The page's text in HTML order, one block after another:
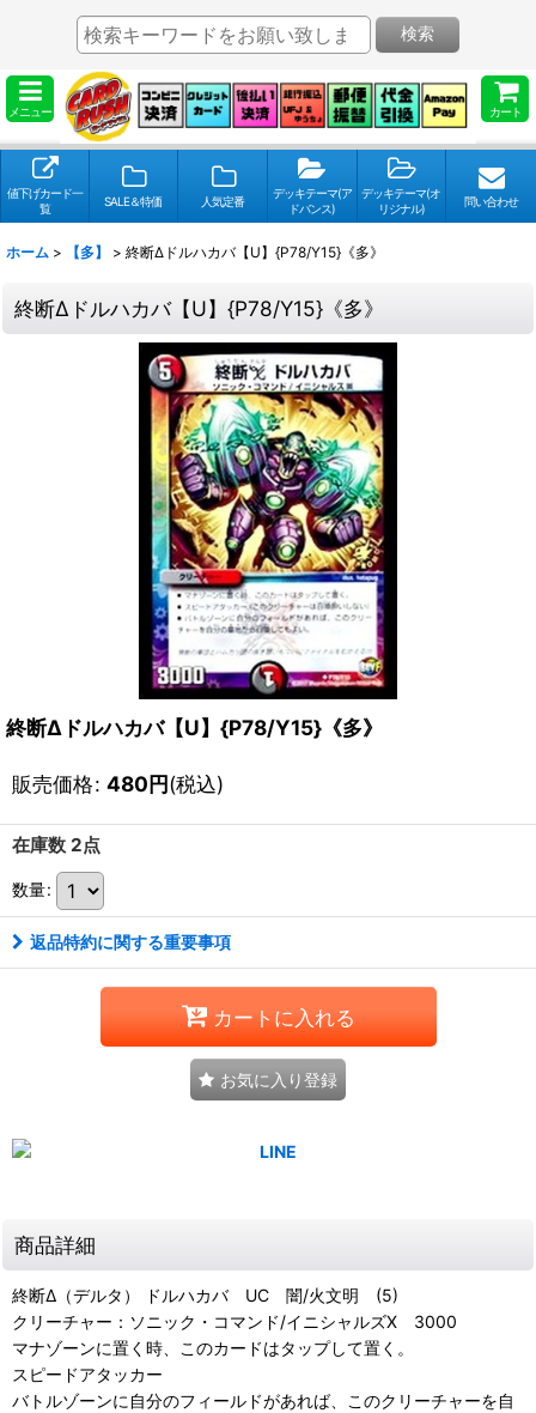
メニュー カート
検索
値下げカード一
覧
SALE＆特価 人気定番
デッキテーマ(ア
ドバンス)
デッキテーマ(オ
リジナル)
問い合わせ
ホーム > 【多】 > 終断Δドルハカバ【U】{P78/Y15}《多》
終断Δドルハカバ【U】{P78/Y15}《多》
終断Δドルハカバ【U】{P78/Y15}《多》
販売価格: 480円(税込)
在庫数 2点
数量:
返品特約に関する重要事項
カートに入れる
お気に入り登録
商品詳細
終断Δ（デルタ） ドルハカバ UC 闇/火文明 (5)
クリーチャー：ソニック・コマンド/イニシャルズX 3000
マナゾーンに置く時、このカードはタップして置く。
スピードアタッカー
バトルゾーンに自分のフィールドがあれば、このクリーチャーを自